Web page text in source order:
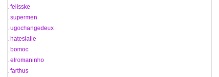
91. felisske
92. supermen
93. ugochangedeux
94. hatesialle
95. bomoc
96. elromaninho
97. farthus